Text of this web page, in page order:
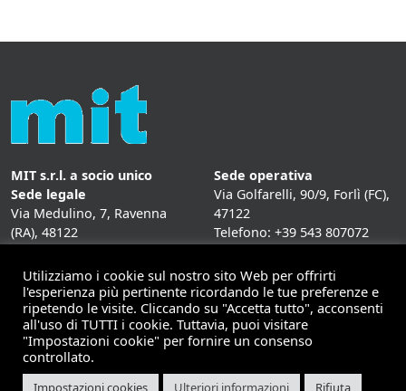
MIT s.r.l. a socio unico
Sede legale
Via Medulino, 7, Ravenna
(RA), 48122
Sede operativa
Via Golfarelli, 90/9, Forlì (FC),
47122
Telefono: +39 543 807072
Mail: info@mitweb.it
INFORMATIVE
Privacy Policy
Cookie Policy
Utilizziamo i cookie sul nostro sito Web per offrirti
l'esperienza più pertinente ricordando le tue preferenze e
ripetendo le visite. Cliccando su "Accetta tutto", acconsenti
all'uso di TUTTI i cookie. Tuttavia, puoi visitare
"Impostazioni cookie" per fornire un consenso
controllato.
Impostazioni cookies Ulteriori informazioni Rifiuta